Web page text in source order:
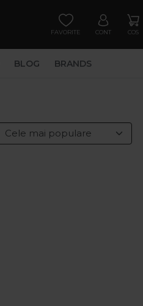
FAVORITE CONT COS
BLOG BRANDS